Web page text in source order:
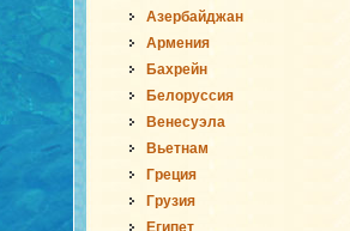
Азербайджан
Армения
Бахрейн
Белоруссия
Венесуэла
Вьетнам
Греция
Грузия
Египет